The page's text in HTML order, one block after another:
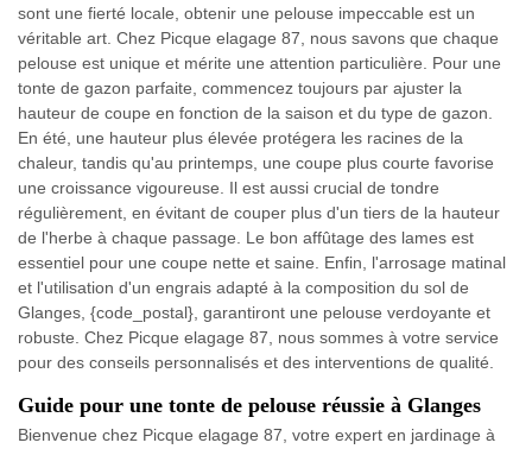
sont une fierté locale, obtenir une pelouse impeccable est un
véritable art. Chez Picque elagage 87, nous savons que chaque
pelouse est unique et mérite une attention particulière. Pour une
tonte de gazon parfaite, commencez toujours par ajuster la
hauteur de coupe en fonction de la saison et du type de gazon.
En été, une hauteur plus élevée protégera les racines de la
chaleur, tandis qu'au printemps, une coupe plus courte favorise
une croissance vigoureuse. Il est aussi crucial de tondre
régulièrement, en évitant de couper plus d'un tiers de la hauteur
de l'herbe à chaque passage. Le bon affûtage des lames est
essentiel pour une coupe nette et saine. Enfin, l'arrosage matinal
et l'utilisation d'un engrais adapté à la composition du sol de
Glanges, {code_postal}, garantiront une pelouse verdoyante et
robuste. Chez Picque elagage 87, nous sommes à votre service
pour des conseils personnalisés et des interventions de qualité.
Guide pour une tonte de pelouse réussie à Glanges
Bienvenue chez Picque elagage 87, votre expert en jardinage à